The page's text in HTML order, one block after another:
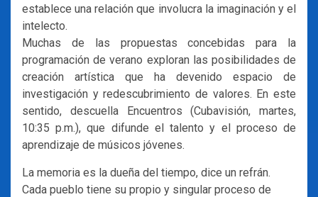
establece una relación que involucra la imaginación y el
intelecto.
Muchas de las propuestas concebidas para la
programación de verano exploran las posibilidades de
creación artística que ha devenido espacio de
investigación y redescubrimiento de valores. En este
sentido, descuella Encuentros (Cubavisión, martes,
10:35 p.m.), que difunde el talento y el proceso de
aprendizaje de músicos jóvenes.
La memoria es la dueña del tiempo, dice un refrán.
Cada pueblo tiene su propio y singular proceso de